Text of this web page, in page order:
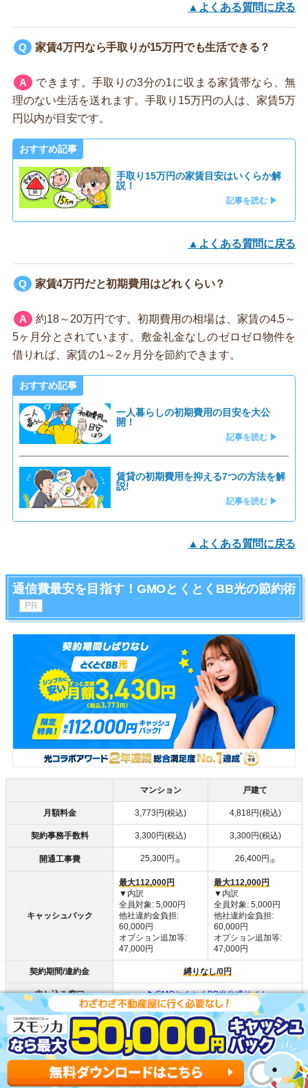
▲よくある質問に戻る
家賃4万円なら手取りが15万円でも生活できる？
できます。手取りの3分の1に収まる家賃帯なら、無
理のない生活を送れます。手取り15万円の人は、家賃5万
円以内が目安です。
おすすめ記事
手取り15万円の家賃目安はいくらか解
説！
記事を読む ▶
▲よくある質問に戻る
家賃4万円だと初期費用はどれくらい？
約18～20万円です。初期費用の相場は、家賃の4.5～
5ヶ月分とされています。敷金礼金なしのゼロゼロ物件を
借りれば、家賃の1～2ヶ月分を節約できます。
おすすめ記事
一人暮らしの初期費用の目安を大公
開！
記事を読む ▶
賃貸の初期費用を抑える7つの方法を解
説!
記事を読む ▶
▲よくある質問に戻る
通信費最安を目指す！GMOとくとくBB光の節約術
マンション 戸建て
月額料金 3,773円(税込) 4,818円(税込)
契約事務手数料 3,300円(税込) 3,300円(税込)
開通工事費 25,300円 ※ 26,400円 ※
キャッシュバック
最大112,000円
▼内訳
全員対象: 5,000円
他社違約金負担:
60,000円
オプション追加等:
47,000円
最大112,000円
▼内訳
全員対象: 5,000円
他社違約金負担:
60,000円
オプション追加等:
47,000円
契約期間/違約金 縛りなし/0円
申し込み窓口 ▶GMOとくとくBB光公式サイト
参考：GMOとくとくBB光 公式 (※ 開通工事費は36回分割払いで実質無料)
GMOとくとくBB光は、通信費を安く抑えたい人におすす
めの光回線です。料金プランがシンプルで、いつ解約して
も解約違約金が発生しないため安心して利用できます。